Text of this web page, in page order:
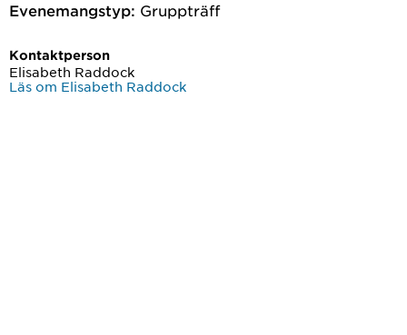
Evenemangstyp: Gruppträff
Kontaktperson
Elisabeth Raddock
Läs om Elisabeth Raddock